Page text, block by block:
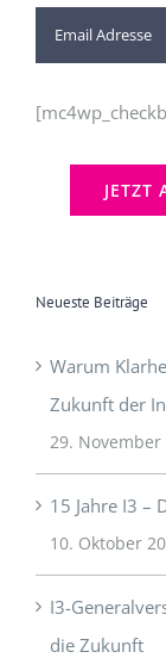
Neueste Beiträge
Warum
Zukunft der
29. November
15 Jahre I3 –
10. Oktober
I3-
die Zukunft